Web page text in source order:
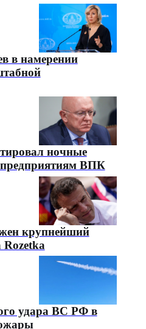
в намерении
ночные
ВПК
крупнейший
Rozetka
удара ВС РФ в